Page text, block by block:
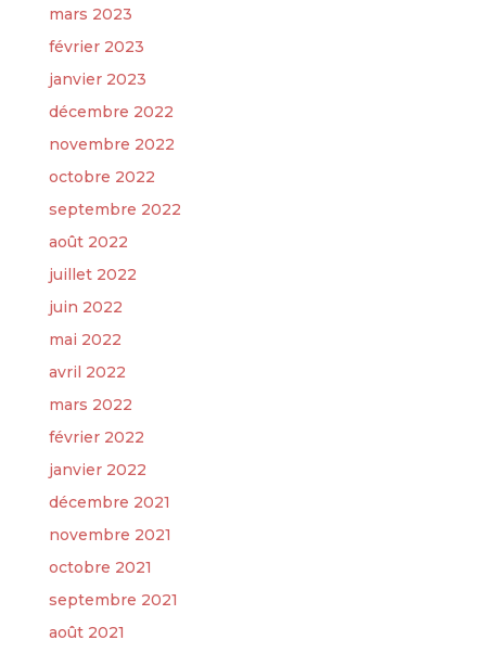
mars 2023
février 2023
janvier 2023
décembre 2022
novembre 2022
octobre 2022
septembre 2022
août 2022
juillet 2022
juin 2022
mai 2022
avril 2022
mars 2022
février 2022
janvier 2022
décembre 2021
novembre 2021
octobre 2021
septembre 2021
août 2021